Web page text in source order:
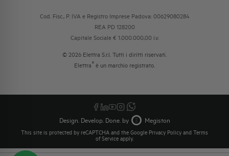
Cod. Fisc., P. IVA e Registro Imprese Padova: 00629080284
REA PD 128200
Capitale Sociale € 1.000.000,00 i.v.
© 2026 Elettra S.r.l. Tutti i diritti riservati.
Elettra ® è un marchio registrato.
Design. Develop. Done. by Megiston
This site is protected by reCAPTCHA and the Google Privacy Policy and Terms
of Service apply.